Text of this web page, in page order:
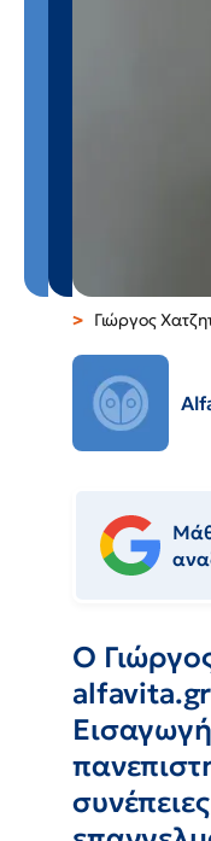
Γιώργος
Ο
alfavita.gr